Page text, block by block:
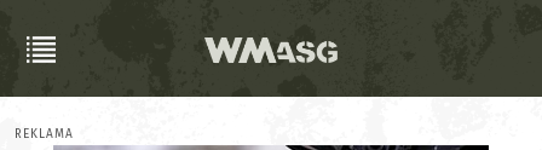
REKLAMA